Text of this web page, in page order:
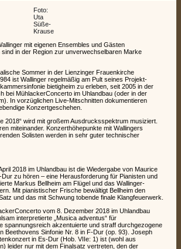
Foto:
Uta
Süße-
Krause
mit eigenen Ensembles und Gästen
in der Region zur unverwechselbaren Marke
Sommer in der Lienzinger Frauenkirche
ist Wallinger regelmäßig am Pult seines Projekt-
bietigheim zu erleben, seit 2005 in der
bei MühlackerConcerto im Uhlandbau (oder in der
In vorzüglichen Live-Mitschnitten dokumentieren
Konzertgeschehen.
2018“ wird mit großem Ausdrucksspektrum musiziert.
miteinander. Konzerthöhepunkte mit Wallingers
Solisten werden in sehr guter technischer
2018 im Uhlandbau ist die Wiedergabe von Maurice
zu hören – eine Herausforderung für Pianisten und
Markus Bellheim am Flügel und das Wallinger-
Mit pianistischer Frische bewältigt Bellheim den
und das mit Schwung tobende finale Klangfeuerwerk.
vom 8. Dezember 2018 im Uhlandbau
interpretierte „Musica adventus“ für
spannungsreich akzentuierte und straff durchgezogene
Beethovens Sinfonie Nr. 8 in F-Dur (op. 93). Joseph
in Es-Dur (Hob. VIIe: 1) ist (wohl aus
leider nur mit dem Finalsatz vertreten, den der